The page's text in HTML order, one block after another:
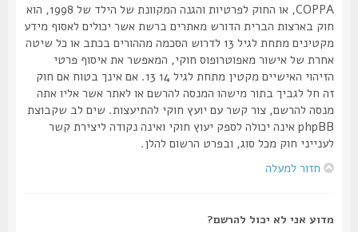
COPPA, או החוק לפרטיות והגנה המקוונת של הילד של 1998, הוא
חוק בארצות הברית הדורש מאתרים ברשת אשר יכולים לאסוף מידע
מקטינים מתחת לגיל 13 לדרוש הסכמה מההורים בכתב או כל שיטה
אחרת של אישור מאפוטרופוס חוקי, המאפשר את איסוף פרטי
הזיהוי האישיים מקטין מתחת לגיל 14 13. אם אינך בטוח אם חוק
זה חל לגביך בתור מישהו המנסה להרשם או לאתר אשר אליו אתה
מנסה להרשם, צור קשר עם יועץ חוקי להתיעצות. שים לב שקבוצת
phpBB אינה יכולה לספק יעוץ חוקי ואינה נקודה ליצירת קשר
לענייני חוק מכל סוג, ובפרט הרשום להלן.
חזור למעלה
מדוע אני לא יכול להרשם?